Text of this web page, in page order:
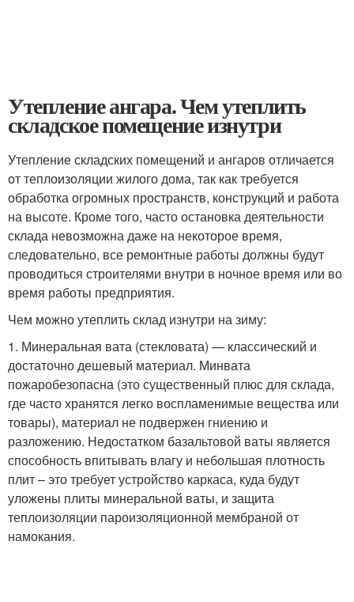
Утепление ангара. Чем утеплить
складское помещение изнутри
Утепление складских помещений и ангаров отличается
от теплоизоляции жилого дома, так как требуется
обработка огромных пространств, конструкций и работа
на высоте. Кроме того, часто остановка деятельности
склада невозможна даже на некоторое время,
следовательно, все ремонтные работы должны будут
проводиться строителями внутри в ночное время или во
время работы предприятия.
Чем можно утеплить склад изнутри на зиму:
1. Минеральная вата (стекловата) — классический и
достаточно дешевый материал. Минвата
пожаробезопасна (это существенный плюс для склада,
где часто хранятся легко воспламенимые вещества или
товары), материал не подвержен гниению и
разложению. Недостатком базальтовой ваты является
способность впитывать влагу и небольшая плотность
плит – это требует устройство каркаса, куда будут
уложены плиты минеральной ваты, и защита
теплоизоляции пароизоляционной мембраной от
намокания.